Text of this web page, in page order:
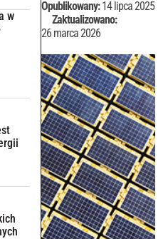
w
Opublikowany: 14 lipca 2025
Zaktualizowano:
26 marca 2026